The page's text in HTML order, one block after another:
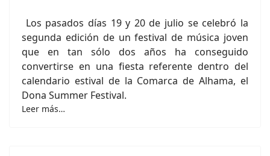
Los pasados días 19 y 20 de julio se celebró la
segunda edición de un festival de música joven
que en tan sólo dos años ha conseguido
convertirse en una fiesta referente dentro del
calendario estival de la Comarca de Alhama, el
Dona Summer Festival.
Leer más…